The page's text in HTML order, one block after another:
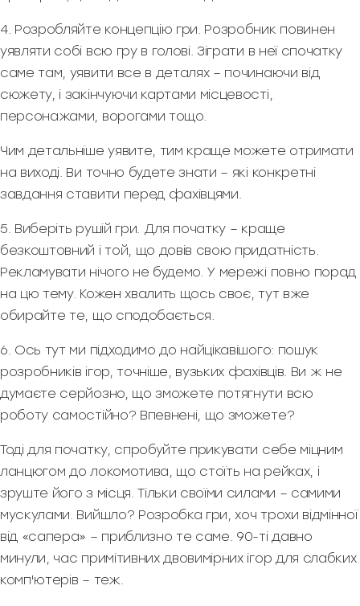
4. Розробляйте концепцію гри. Розробник повинен
уявляти собі всю гру в голові. Зіграти в неї спочатку
саме там, уявити все в деталях – починаючи від
сюжету, і закінчуючи картами місцевості,
персонажами, ворогами тощо.
Чим детальніше уявите, тим краще можете отримати
на виході. Ви точно будете знати – які конкретні
завдання ставити перед фахівцями.
5. Виберіть рушій гри. Для початку – краще
безкоштовний і той, що довів свою придатність.
Рекламувати нічого не будемо. У мережі повно порад
на цю тему. Кожен хвалить щось своє, тут вже
обирайте те, що сподобається.
6. Ось тут ми підходимо до найцікавішого: пошук
розробників ігор, точніше, вузьких фахівців. Ви ж не
думаєте серйозно, що зможете потягнути всю
роботу самостійно? Впевнені, що зможете?
Тоді для початку, спробуйте прикувати себе міцним
ланцюгом до локомотива, що стоїть на рейках, і
зруште його з місця. Тільки своїми силами – самими
мускулами. Вийшло? Розробка гри, хоч трохи відмінної
від «сапера» – приблизно те саме. 90-ті давно
минули, час примітивних двовимірних ігор для слабких
комп'ютерів – теж.